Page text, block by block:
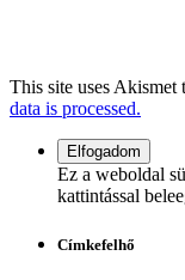
This site uses Akismet
data is processed.
Ez a weboldal
kattintással
Címkefelhő